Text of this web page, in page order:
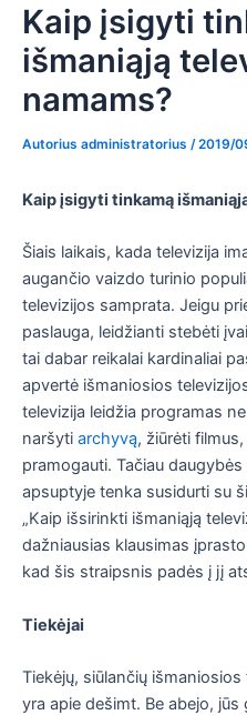
Kaip įsigyti
išmaniąją
namams?
Autorius administratorius /2019/
Kaip įsigyti tinkamą
Šiais laikais, kada televizija
augančio vaizdo turinio
televizijos samprata. Jeigu
paslauga, leidžianti stebėti
tai dabar reikalai kardinaliai
apvertė išmaniosios
televizija leidžia programas
naršyti archyvą, žiūrėti
pramogauti. Tačiau
apsuptyje tenka susidurti su
„Kaip išsirinkti išmaniąją
dažniausias klausimas
kad šis straipsnis padės į jį
Tiekėjai
Tiekėjų, siūlančių
yra apie dešimt. Be abejo,